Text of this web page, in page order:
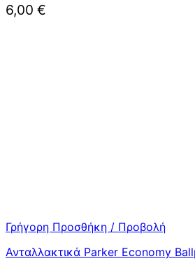
6,00 €
Γρήγορη Προσθήκη / Προβολή
Ανταλλακτικά Parker Economy